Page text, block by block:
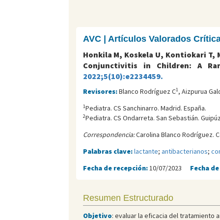
AVC | Artículos Valorados
Honkila M, Koskela U, Kontiokari
Conjunctivitis in Children: A
2022;5(10):e2234459.
Revisores:Blanco Rodríguez C1, Aizpurua
1Pediatra. CS Sanchinarro. Madrid. España.
2Pediatra. CS Ondarreta. San Sebastián.
Correspondencia:Carolina Blanco Rodríguez.
Palabras clave:lactante; antibacterianos;
Fecha de recepción:10/07/2023 Fecha
Resumen Estructurado
Objetivo: evaluar la eficacia del tratamiento